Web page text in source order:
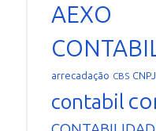
AEXO
arrecadação CBS CNPJ
contabil